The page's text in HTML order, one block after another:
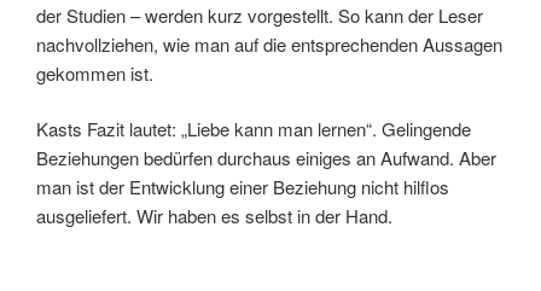
der Studien – werden kurz vorgestellt. So kann der Leser
nachvollziehen, wie man auf die entsprechenden Aussagen
gekommen ist.
Kasts Fazit lautet: „Liebe kann man lernen“. Gelingende
Beziehungen bedürfen durchaus einiges an Aufwand. Aber
man ist der Entwicklung einer Beziehung nicht hilflos
ausgeliefert. Wir haben es selbst in der Hand.